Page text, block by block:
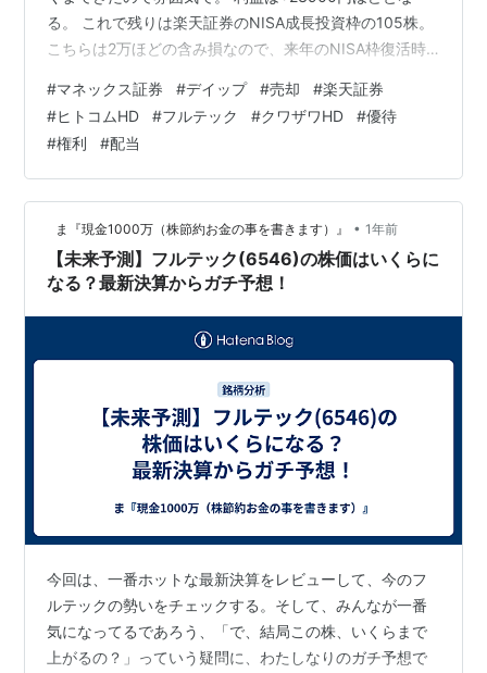
る。 これで残りは楽天証券のNISA成長投資枠の105株。
こちらは2万ほどの含み損なので、来年のNISA枠復活時
た資金で1株買い中の銘柄の買い増しと、新規でいくつか
買い始めて見る。 決算は悪くなかったが下がっていた8
月優待権利のヒトコムHD、12月優待権利月のフルテッ
ク、来年3月優待権利月のクワザワHDを買い始め。 とり
あえず権利月までに安く買えたらいいや、という相変わ
らずの適当な…
#マネックス証券 #デイップ #売却 #楽天証券
#ヒトコムHD #フルテック #クワザワHD #優待
#権利 #配当
ま『現金1000万（株節約お金の事を書きます）』 • 1年前
【未来予測】フルテック(6546)の株価はいくらに
なる？最新決算からガチ予想！
今回は、一番ホットな最新決算をレビューして、今のフ
ルテックの勢いをチェックする。そして、みんなが一番
気になってるであろう、「で、結局この株、いくらまで
上がるの？」っていう疑問に、わたしなりのガチ予想で